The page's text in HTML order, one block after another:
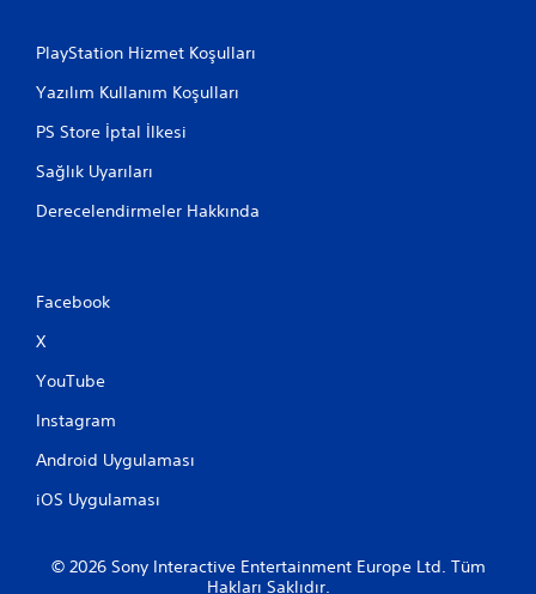
PlayStation Hizmet Koşulları
Yazılım Kullanım Koşulları
PS Store İptal İlkesi
Sağlık Uyarıları
Derecelendirmeler Hakkında
Facebook
X
YouTube
Instagram
Android Uygulaması
iOS Uygulaması
© 2026 Sony Interactive Entertainment Europe Ltd. Tüm
Hakları Saklıdır.